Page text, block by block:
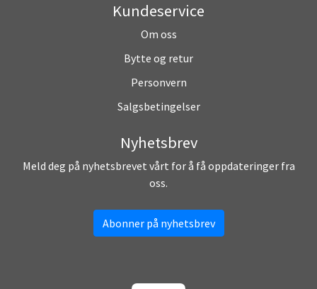
Kundeservice
Om oss
Bytte og retur
Personvern
Salgsbetingelser
Nyhetsbrev
Meld deg på nyhetsbrevet vårt for å få oppdateringer fra
oss.
Abonner på nyhetsbrev